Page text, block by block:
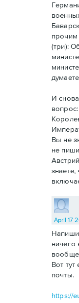
прочим
(три):
И
Вы не
не
April 17
ничего
вообще
Вот
почты.
https://